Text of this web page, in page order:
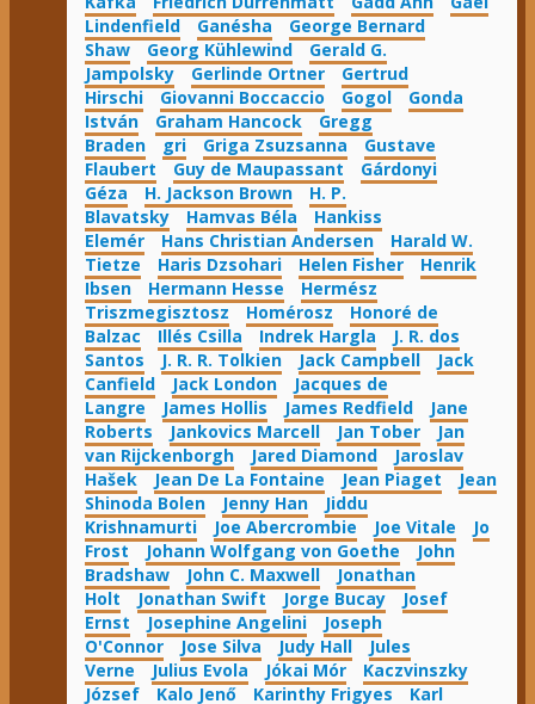
Lindenfield
Ganésha
George Bernard
Shaw
Georg Kühlewind
Gerald G.
Jampolsky
Gerlinde Ortner
Gertrud
Hirschi
Giovanni Boccaccio Gogol
Gonda
István
Graham Hancock
Gregg
Braden
gri Griga Zsuzsanna
Gustave
Flaubert
Guy de Maupassant
Gárdonyi
Géza
H. Jackson Brown
H. P.
Blavatsky
Hamvas Béla
Hankiss
Elemér
Hans Christian Andersen
Harald W.
Tietze
Haris Dzsohari Helen Fisher
Henrik
Ibsen
Hermann Hesse
Hermész
Triszmegisztosz
Homérosz
Honoré de
Balzac
Illés Csilla Indrek Hargla
J. R. dos
Santos
J. R. R. Tolkien Jack Campbell
Jack
Canfield
Jack London
Jacques de
Langre
James Hollis James Redfield
Jane
Roberts
Jankovics Marcell Jan Tober
Jan
van Rijckenborgh
Jared Diamond
Jaroslav
Hašek
Jean De La Fontaine Jean Piaget
Jean
Shinoda Bolen
Jenny Han
Jiddu
Krishnamurti
Joe Abercrombie Joe Vitale
Jo
Frost
Johann Wolfgang von Goethe
John
Bradshaw
John C. Maxwell
Jonathan
Holt
Jonathan Swift Jorge Bucay
Josef
Ernst
Josephine Angelini
Joseph
O'Connor
Jose Silva Judy Hall
Jules
Verne
Julius Evola Jókai Mór
Kaczvinszky
József
Kalo Jenő Karinthy Frigyes
Karl